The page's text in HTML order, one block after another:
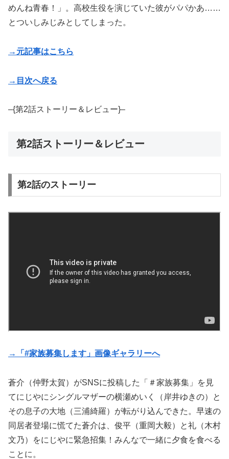
めんね青春！」。高校生役を演じていた彼がパパかあ……
とついしみじみとしてしまった。
→元記事はこちら
→目次へ戻る
–{第2話ストーリー＆レビュー}–
第2話ストーリー＆レビュー
第2話のストーリー
→「#家族募集します」画像ギャラリーへ
蒼介（仲野太賀）がSNSに投稿した「＃家族募集」を見
てにじやにシングルマザーの横瀬めいく（岸井ゆきの）と
その息子の大地（三浦綺羅）が転がり込んできた。早速の
同居者登場に慌てた蒼介は、俊平（重岡大毅）と礼（木村
文乃）をにじやに緊急招集！みんなで一緒に夕食を食べる
ことに。